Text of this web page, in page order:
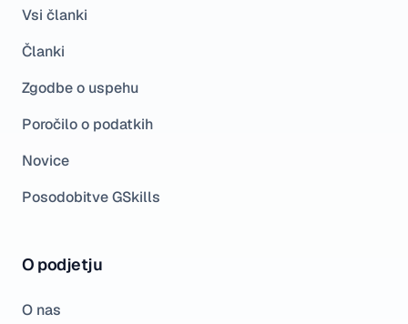
Vsi članki
Članki
Zgodbe o uspehu
Poročilo o podatkih
Novice
Posodobitve GSkills
O podjetju
O nas